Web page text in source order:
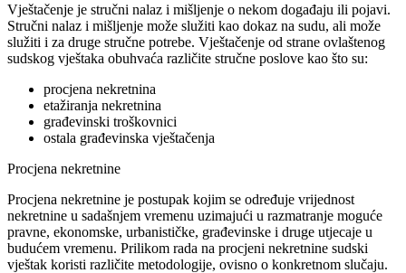
Vještačenje je stručni nalaz i mišljenje o nekom događaju ili pojavi.
Stručni nalaz i mišljenje može služiti kao dokaz na sudu, ali može
služiti i za druge stručne potrebe. Vještačenje od strane ovlaštenog
sudskog vještaka obuhvaća različite stručne poslove kao što su:
procjena nekretnina
etažiranja nekretnina
građevinski troškovnici
ostala građevinska vještačenja
Procjena nekretnine
Procjena nekretnine je postupak kojim se određuje vrijednost
nekretnine u sadašnjem vremenu uzimajući u razmatranje moguće
pravne, ekonomske, urbanističke, građevinske i druge utjecaje u
budućem vremenu. Prilikom rada na procjeni nekretnine sudski
vještak koristi različite metodologije, ovisno o konkretnom slučaju.